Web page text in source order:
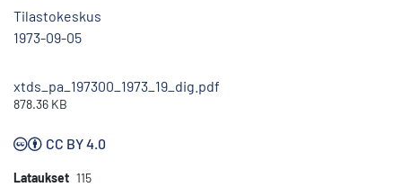
Tilastokeskus
1973-09-05
xtds_pa_197300_1973_19_dig.pdf
878.36 KB
CC BY 4.0
Lataukset 115